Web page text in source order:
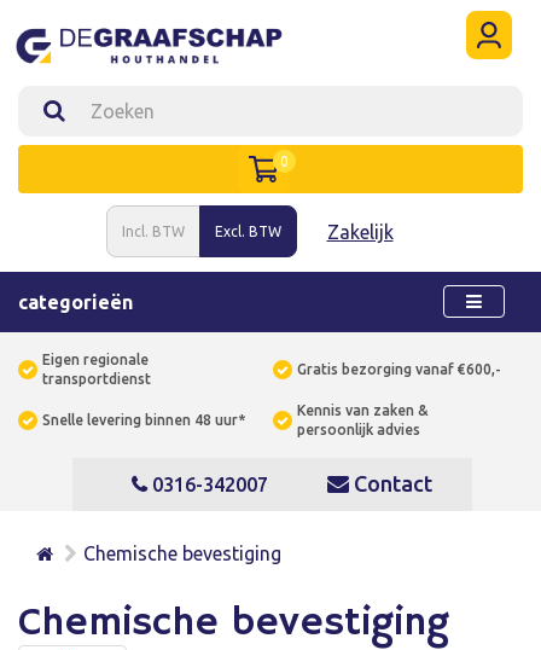
Incl. BTW Excl. BTW Zakelijk
0
categorieën
Eigen regionale
transportdienst
Gratis bezorging vanaf €600,-
Snelle levering binnen 48 uur*
Kennis van zaken &
persoonlijk advies
0316-342007 Contact
Chemische bevestiging
Chemische bevestiging